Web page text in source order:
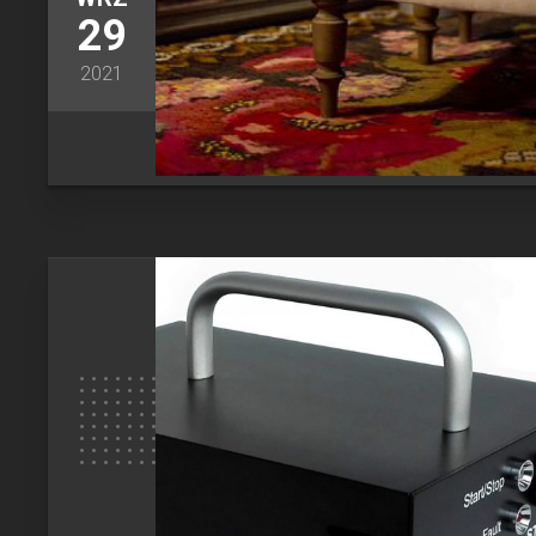
29
2021